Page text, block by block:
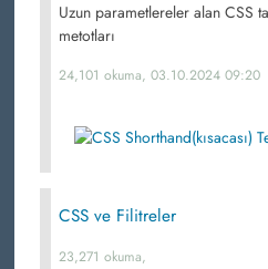
Uzun parametlereler alan CSS
metotları
24,101 okuma, 03.10.2024 09:20
CSS ve Filitreler
23,271 okuma,